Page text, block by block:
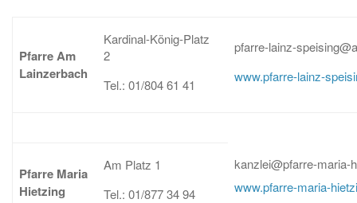
Pfarre Am
Lainzerbach
Kardinal-König-Platz
2
Tel.: 01/804 61 41
pfarre-lainz-
www.pfarre-lainz-
Pfarre Maria
Hietzing
Am Platz 1
Tel.: 01/877 34 94
kanzlei@pfarre-maria-
www.pfarre-maria-